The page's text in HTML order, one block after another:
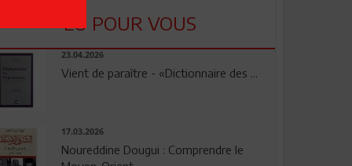
LU POUR VOUS
23.04.2026
Vient de paraître - «Dictionnaire des ...
17.03.2026
Noureddine Dougui : Comprendre le